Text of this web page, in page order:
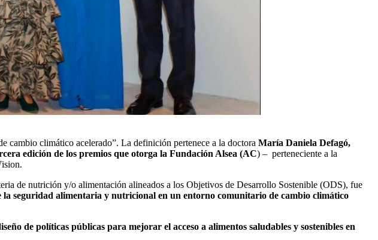
cambio climático acelerado”. La definición pertenece a la doctora María Daniela Defagó,
edición de los premios que otorga la Fundación Alsea (AC) – perteneciente a la
de nutrición y/o alimentación alineados a los Objetivos de Desarrollo Sostenible (ODS), fue
seguridad alimentaria y nutricional en un entorno comunitario de cambio climático
de políticas públicas para mejorar el acceso a alimentos saludables y sostenibles en